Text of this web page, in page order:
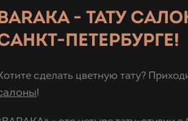
- ТАТУ
ПЕТЕРБУРГЕ!
сделать цветную тату?
!